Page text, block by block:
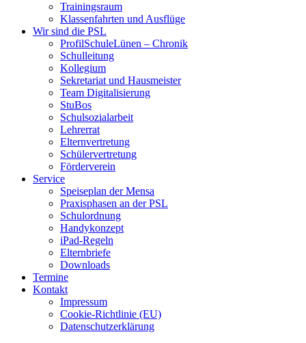
Trainingsraum
Klassenfahrten und Ausflüge
Wir sind die PSL
ProfilSchuleLünen – Chronik
Schulleitung
Kollegium
Sekretariat und Hausmeister
Team Digitalisierung
StuBos
Schulsozialarbeit
Lehrerrat
Elternvertretung
Schülervertretung
Förderverein
Service
Speiseplan der Mensa
Praxisphasen an der PSL
Schulordnung
Handykonzept
iPad-Regeln
Elternbriefe
Downloads
Termine
Kontakt
Impressum
Cookie-Richtlinie (EU)
Datenschutzerklärung